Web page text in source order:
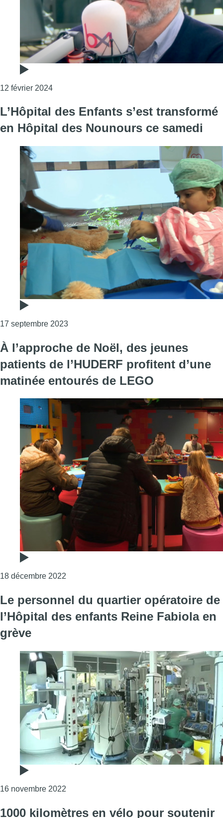
12 février 2024Consulter l'article "Journée internationale de
L’Hôpital des Enfants s’est transformé
en Hôpital des Nounours ce samedi
17 septembre 2023Consulter l'article "L’Hôpital des Enfants
À l’approche de Noël, des jeunes
patients de l’HUDERF profitent d’une
matinée entourés de LEGO
18 décembre 2022
Le personnel du quartier opératoire de
l’Hôpital des enfants Reine Fabiola en
grève
16 novembre 2022
1000 kilomètres en vélo pour soutenir